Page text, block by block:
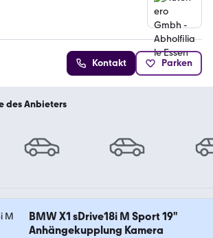
Kontakt Parken
des Anbieters
BMW X1 sDrive18i M Sport 19"
Anhängekupplung Kamera